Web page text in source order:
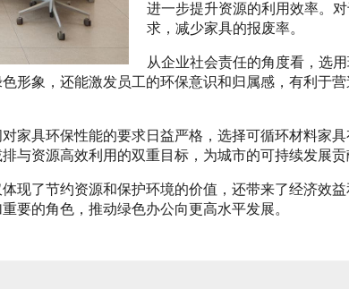
进一步提升资源的利用效率。
求，减少家具的报废率。
从企业社会责任的角度看，选
形象，还能激发员工的环保意识和归属感，有利于
家具环保性能的要求日益严格，选择可循环材料家
与资源高效利用的双重目标，为城市的可持续发展贡
现了节约资源和保护环境的价值，还带来了经济效
要的角色，推动绿色办公向更高水平发展。